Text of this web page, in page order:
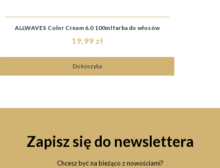
ALLWAVES Color Cream 6.0 100ml farba do włosów
19,99 zł
Do koszyka
Zapisz się do newslettera
Chcesz być na bieżąco z nowościami?